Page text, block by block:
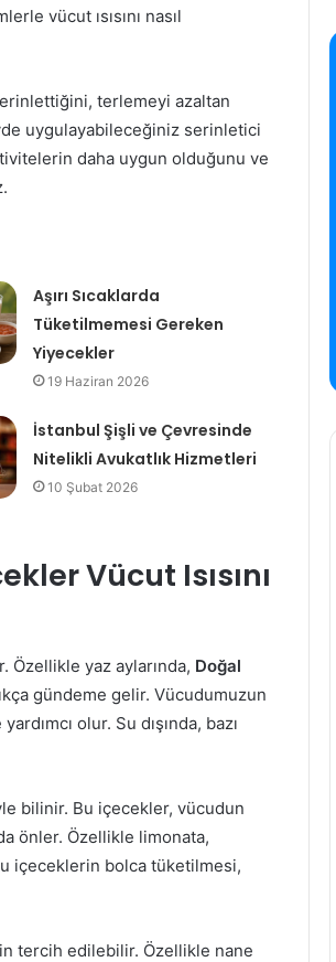
vücut ısısını nasıl
terlemeyi azaltan
uygulayabileceğiniz serinletici
daha uygun olduğunu ve
Aşırı Sıcaklarda
Tüketilmemesi Gereken
Yiyecekler
19 Haziran 2026
İstanbul Şişli ve Çevresinde
Nitelikli Avukatlık Hizmetleri
10 Şubat 2026
Vücut Isısını
Özellikle yaz aylarında, Doğal
gündeme gelir. Vücudumuzun
olur. Su dışında, bazı
bilinir. Bu içecekler, vücudun
da önler. Özellikle limonata,
içeceklerin bolca tüketilmesi,
tercih edilebilir. Özellikle nane